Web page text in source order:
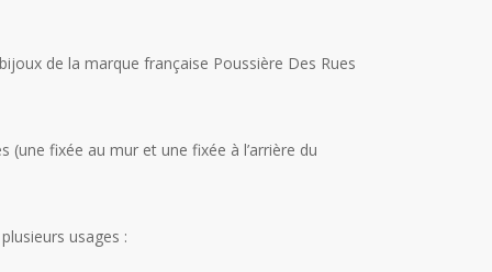
de la marque française Poussière Des Rues
fixée au mur et une fixée à l’arrière du
usages :